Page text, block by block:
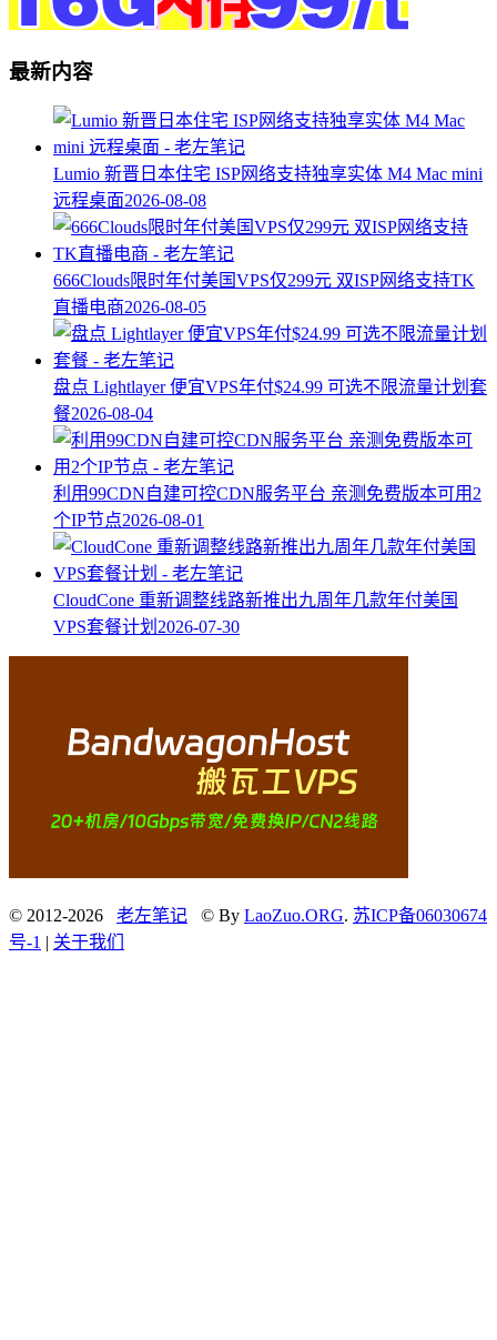
最新内容
Lumio 新晋日本住宅 ISP网络支持独享实体 M4 Mac mini
远程桌面2026-08-08
666Clouds限时年付美国VPS仅299元 双ISP网络支持TK
直播电商2026-08-05
盘点 Lightlayer 便宜VPS年付$24.99 可选不限流量计划套
餐2026-08-04
利用99CDN自建可控CDN服务平台 亲测免费版本可用2
个IP节点2026-08-01
CloudCone 重新调整线路新推出九周年几款年付美国
VPS套餐计划 2026-07-30
© 2012-2026 老左笔记 © By LaoZuo.ORG. 苏ICP备06030674
号-1 | 关于我们